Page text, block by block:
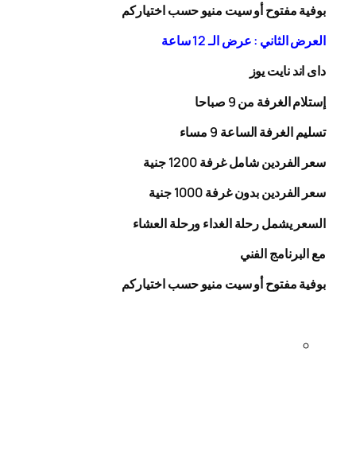
بوفية مفتوح أو سيت منيو حسب اختياركم
العرض الثاني : عرض الـ 12 ساعة
داى اند نايت يوز
إستلام الغرفة من 9 صباحا
تسليم الغرفة الساعة 9 مساء
سعر الفردين شامل غرفة
1200
جنية
سعر الفردين بدون غرفة1000جنية
السعر يشمل رحلة الغداء ورحلة العشاء
مع البرنامج الفني
بوفية مفتوح أو سيت منيو حسب اختياركم